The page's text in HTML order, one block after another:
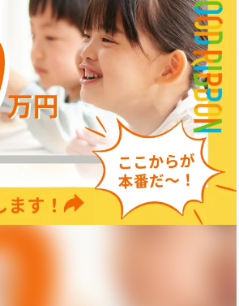
チャレンジ ビュ
CAMPFIRE for Social GoodCAMPFIRE
CAMPFIREふるさと納税machi-yaコミ